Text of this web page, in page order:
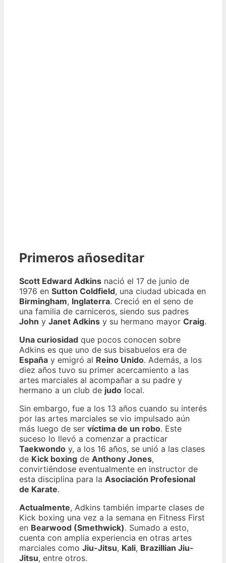
Primeros añoseditar
Scott Edward Adkins nació el 17 de junio de
1976 en Sutton Coldfield, una ciudad ubicada en
Birmingham, Inglaterra. Creció en el seno de
una familia de carniceros, siendo sus padres
John y Janet Adkins y su hermano mayor Craig.
Una curiosidad que pocos conocen sobre
Adkins es que uno de sus bisabuelos era de
España y emigró al Reino Unido. Además, a los
diez años tuvo su primer acercamiento a las
artes marciales al acompañar a su padre y
hermano a un club de judo local.
Sin embargo, fue a los 13 años cuando su interés
por las artes marciales se vio impulsado aún
más luego de ser víctima de un robo. Este
suceso lo llevó a comenzar a practicar
Taekwondo y, a los 16 años, se unió a las clases
de Kick boxing de Anthony Jones,
convirtiéndose eventualmente en instructor de
esta disciplina para la Asociación Profesional
de Karate.
Actualmente, Adkins también imparte clases de
Kick boxing una vez a la semana en Fitness First
en Bearwood (Smethwick). Sumado a esto,
cuenta con amplia experiencia en otras artes
marciales como Jiu-Jitsu, Kali, Brazillian Jiu-
Jitsu, entre otros.